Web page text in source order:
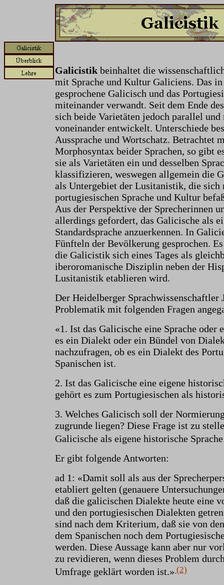
Galicistik beinhaltet die
mit Sprache und Kultur Galiciens. Das in
gesprochene Galicisch und das
miteinander verwandt. Seit dem Ende
sich beide Varietäten jedoch parallel
voneinander entwickelt. Unterschiede
Aussprache und Wortschatz. Betrachtet
Morphosyntax beider Sprachen, so gibt
sie als Varietäten ein und desselben
klassifizieren, weswegen allgemein die
als Untergebiet der Lusitanistik, die sich
portugiesischen Sprache und Kultur
Aus der Perspektive der Sprecherinnen
allerdings gefordert, das Galicische als
Standardsprache anzuerkennen. In
Fünfteln der Bevölkerung gesprochen.
die Galicistik sich eines Tages als
iberoromanische Disziplin neben der
Lusitanistik etablieren wird.
Der Heidelberger Sprachwissenschaftler
Problematik mit folgenden Fragen
«1. Ist das Galicische eine Sprache oder
es ein Dialekt oder ein Bündel von
nachzufragen, ob es ein Dialekt des
Spanischen ist.
2. Ist das Galicische eine eigene
gehört es zum Portugiesischen als
3. Welches Galicisch soll der
zugrunde liegen? Diese Frage ist zu
Galicische als eigene historische
Er gibt folgende Antworten:
ad 1: «Damit soll als aus der
etabliert gelten (genauere
daß die galicischen Dialekte heute eine
und den portugiesischen Dialekten
sind nach dem Kriterium, daß sie von
dem Spanischen noch dem
werden. Diese Aussage kann aber nur
zu revidieren, wenn dieses Problem
Umfrage geklärt worden ist.» (2)